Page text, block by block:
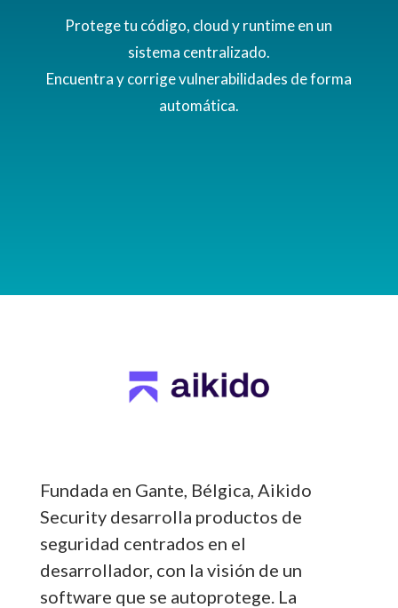
Protege tu código, cloud y runtime en un
sistema centralizado.
Encuentra y corrige vulnerabilidades de forma
automática.
Fundada en Gante, Bélgica, Aikido
Security desarrolla productos de
seguridad centrados en el
desarrollador, con la visión de un
software que se autoprotege. La